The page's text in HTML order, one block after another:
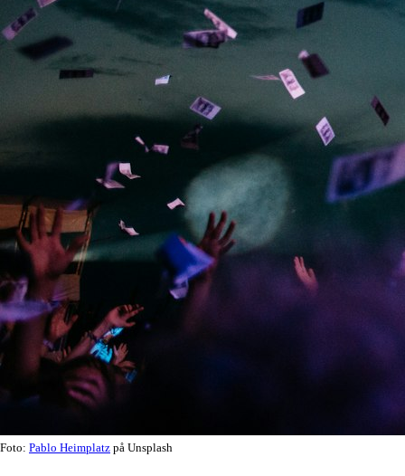
Foto: Pablo Heimplatz på Unsplash